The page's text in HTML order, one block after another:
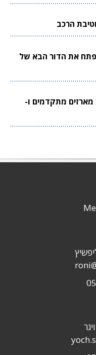
הרכב
את הדור הבא של
מארזים מתקדמים ו-